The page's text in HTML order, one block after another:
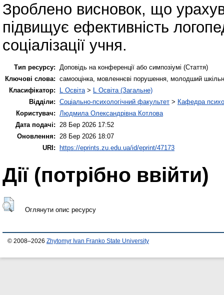
Зроблено висновок, що
підвищує ефективність
соціалізації учня.
Тип ресурсу: Доповідь на конференції або симпозіумі (Стаття)
Ключові слова: самооцінка, мовленнєві порушення, молодший
Класифікатор:
L Освіта> L Освіта (Загальне)
Відділи: Соціально-психологічний факультет > Кафедра
Користувач: Людмила Олександрівна Котлова
Дата подачі: 28 Бер 2026 17:52
Оновлення: 28 Бер 2026 18:07
URI:
https://eprints.zu.edu.ua/id/eprint/47173
Дії ​​(потрібно ввійти)
Оглянути опис ресурсу
© 2008–2026 Zhytomyr Ivan Franko State University